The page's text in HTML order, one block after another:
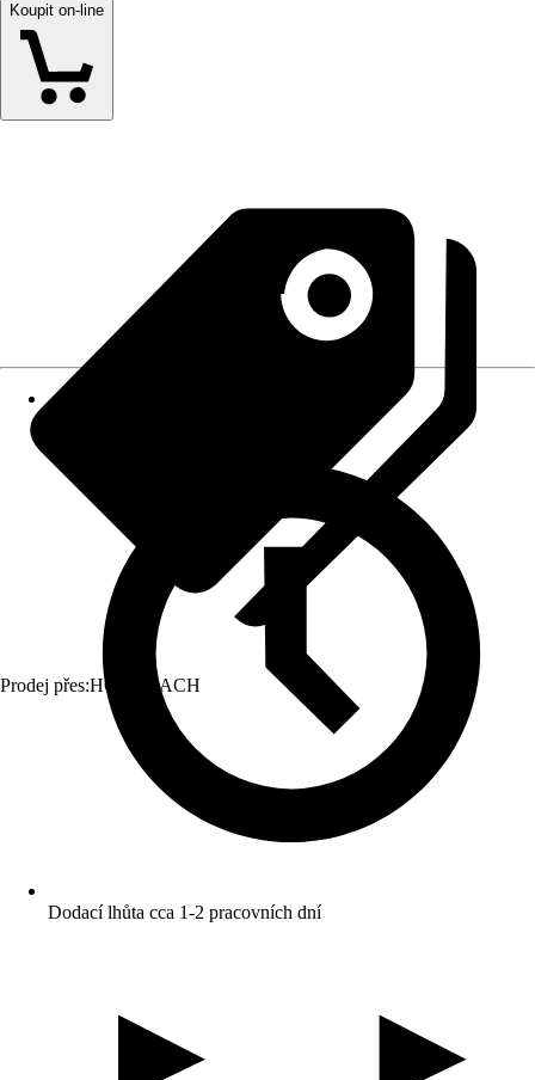
Koupit on-line
Prodej přes:HORNBACH
Dodací lhůta cca 1-2 pracovních dní